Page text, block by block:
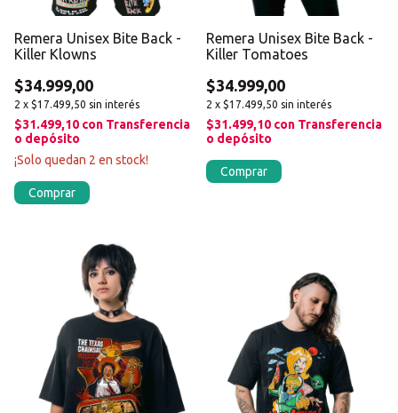
Remera Unisex Bite Back -
Killer Klowns
$34.999,00
2 x $17.499,50 sin interés
$31.499,10 con Transferencia
o depósito
¡Solo quedan 2 en stock!
Comprar
Remera Unisex Bite Back -
Killer Tomatoes
$34.999,00
2 x $17.499,50 sin interés
$31.499,10 con Transferencia
o depósito
Comprar